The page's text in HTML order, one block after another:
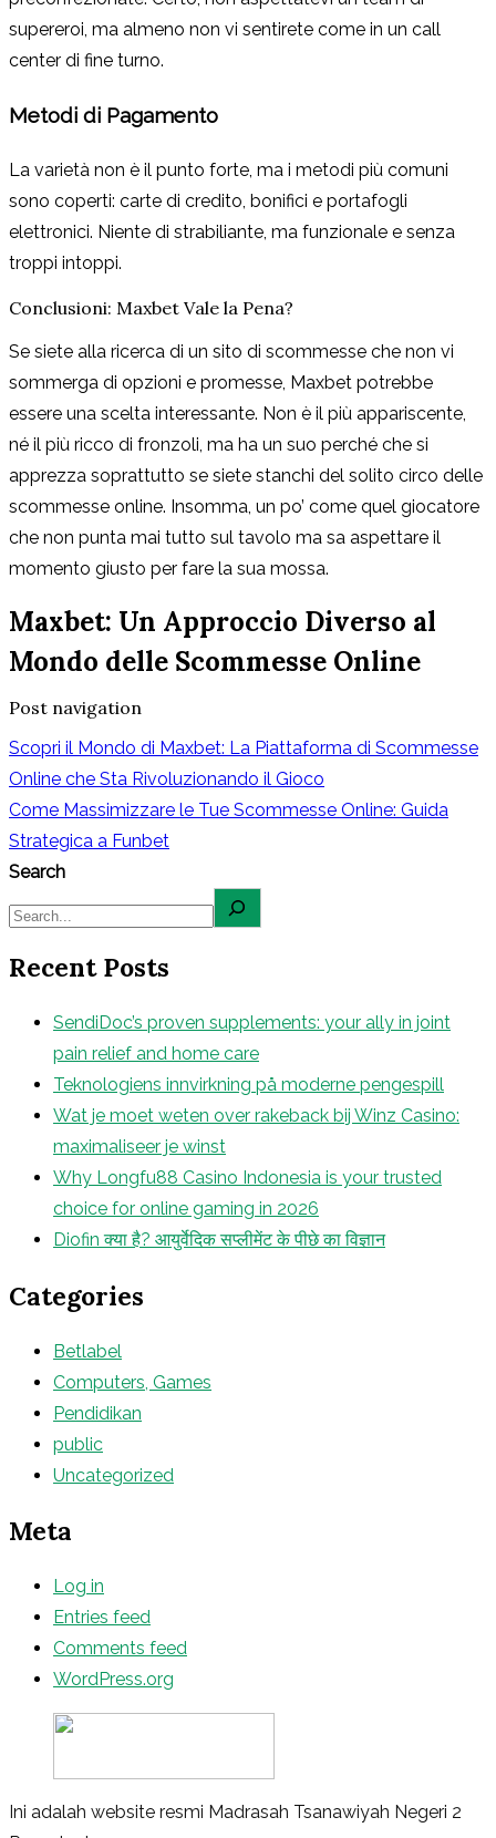
supereroi, ma almeno non vi sentirete come in un call
center di fine turno.
Metodi di Pagamento
La varietà non è il punto forte, ma i metodi più comuni
sono coperti: carte di credito, bonifici e portafogli
elettronici. Niente di strabiliante, ma funzionale e senza
troppi intoppi.
Conclusioni: Maxbet Vale la Pena?
Se siete alla ricerca di un sito di scommesse che non vi
sommerga di opzioni e promesse, Maxbet potrebbe
essere una scelta interessante. Non è il più appariscente,
né il più ricco di fronzoli, ma ha un suo perché che si
apprezza soprattutto se siete stanchi del solito circo delle
scommesse online. Insomma, un po’ come quel giocatore
che non punta mai tutto sul tavolo ma sa aspettare il
momento giusto per fare la sua mossa.
Maxbet: Un Approccio Diverso al
Mondo delle Scommesse Online
Post navigation
Scopri il Mondo di Maxbet: La Piattaforma di Scommesse
Online che Sta Rivoluzionando il Gioco
Come Massimizzare le Tue Scommesse Online: Guida
Strategica a Funbet
Search
Recent Posts
SendiDoc’s proven supplements: your ally in joint
pain relief and home care
Teknologiens innvirkning på moderne pengespill
Wat je moet weten over rakeback bij Winz Casino:
maximaliseer je winst
Why Longfu88 Casino Indonesia is your trusted
choice for online gaming in 2026
Diofin क्या है? आयुर्वेदिक सप्लीमेंट के पीछे का विज्ञान
Categories
Betlabel
Computers, Games
Pendidikan
public
Uncategorized
Meta
Log in
Entries feed
Comments feed
WordPress.org
Ini adalah website resmi Madrasah Tsanawiyah Negeri 2